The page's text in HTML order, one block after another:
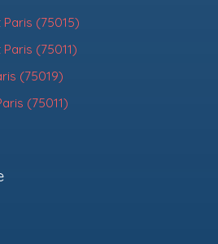
(75015)
(75011)
(75019)
(75011)